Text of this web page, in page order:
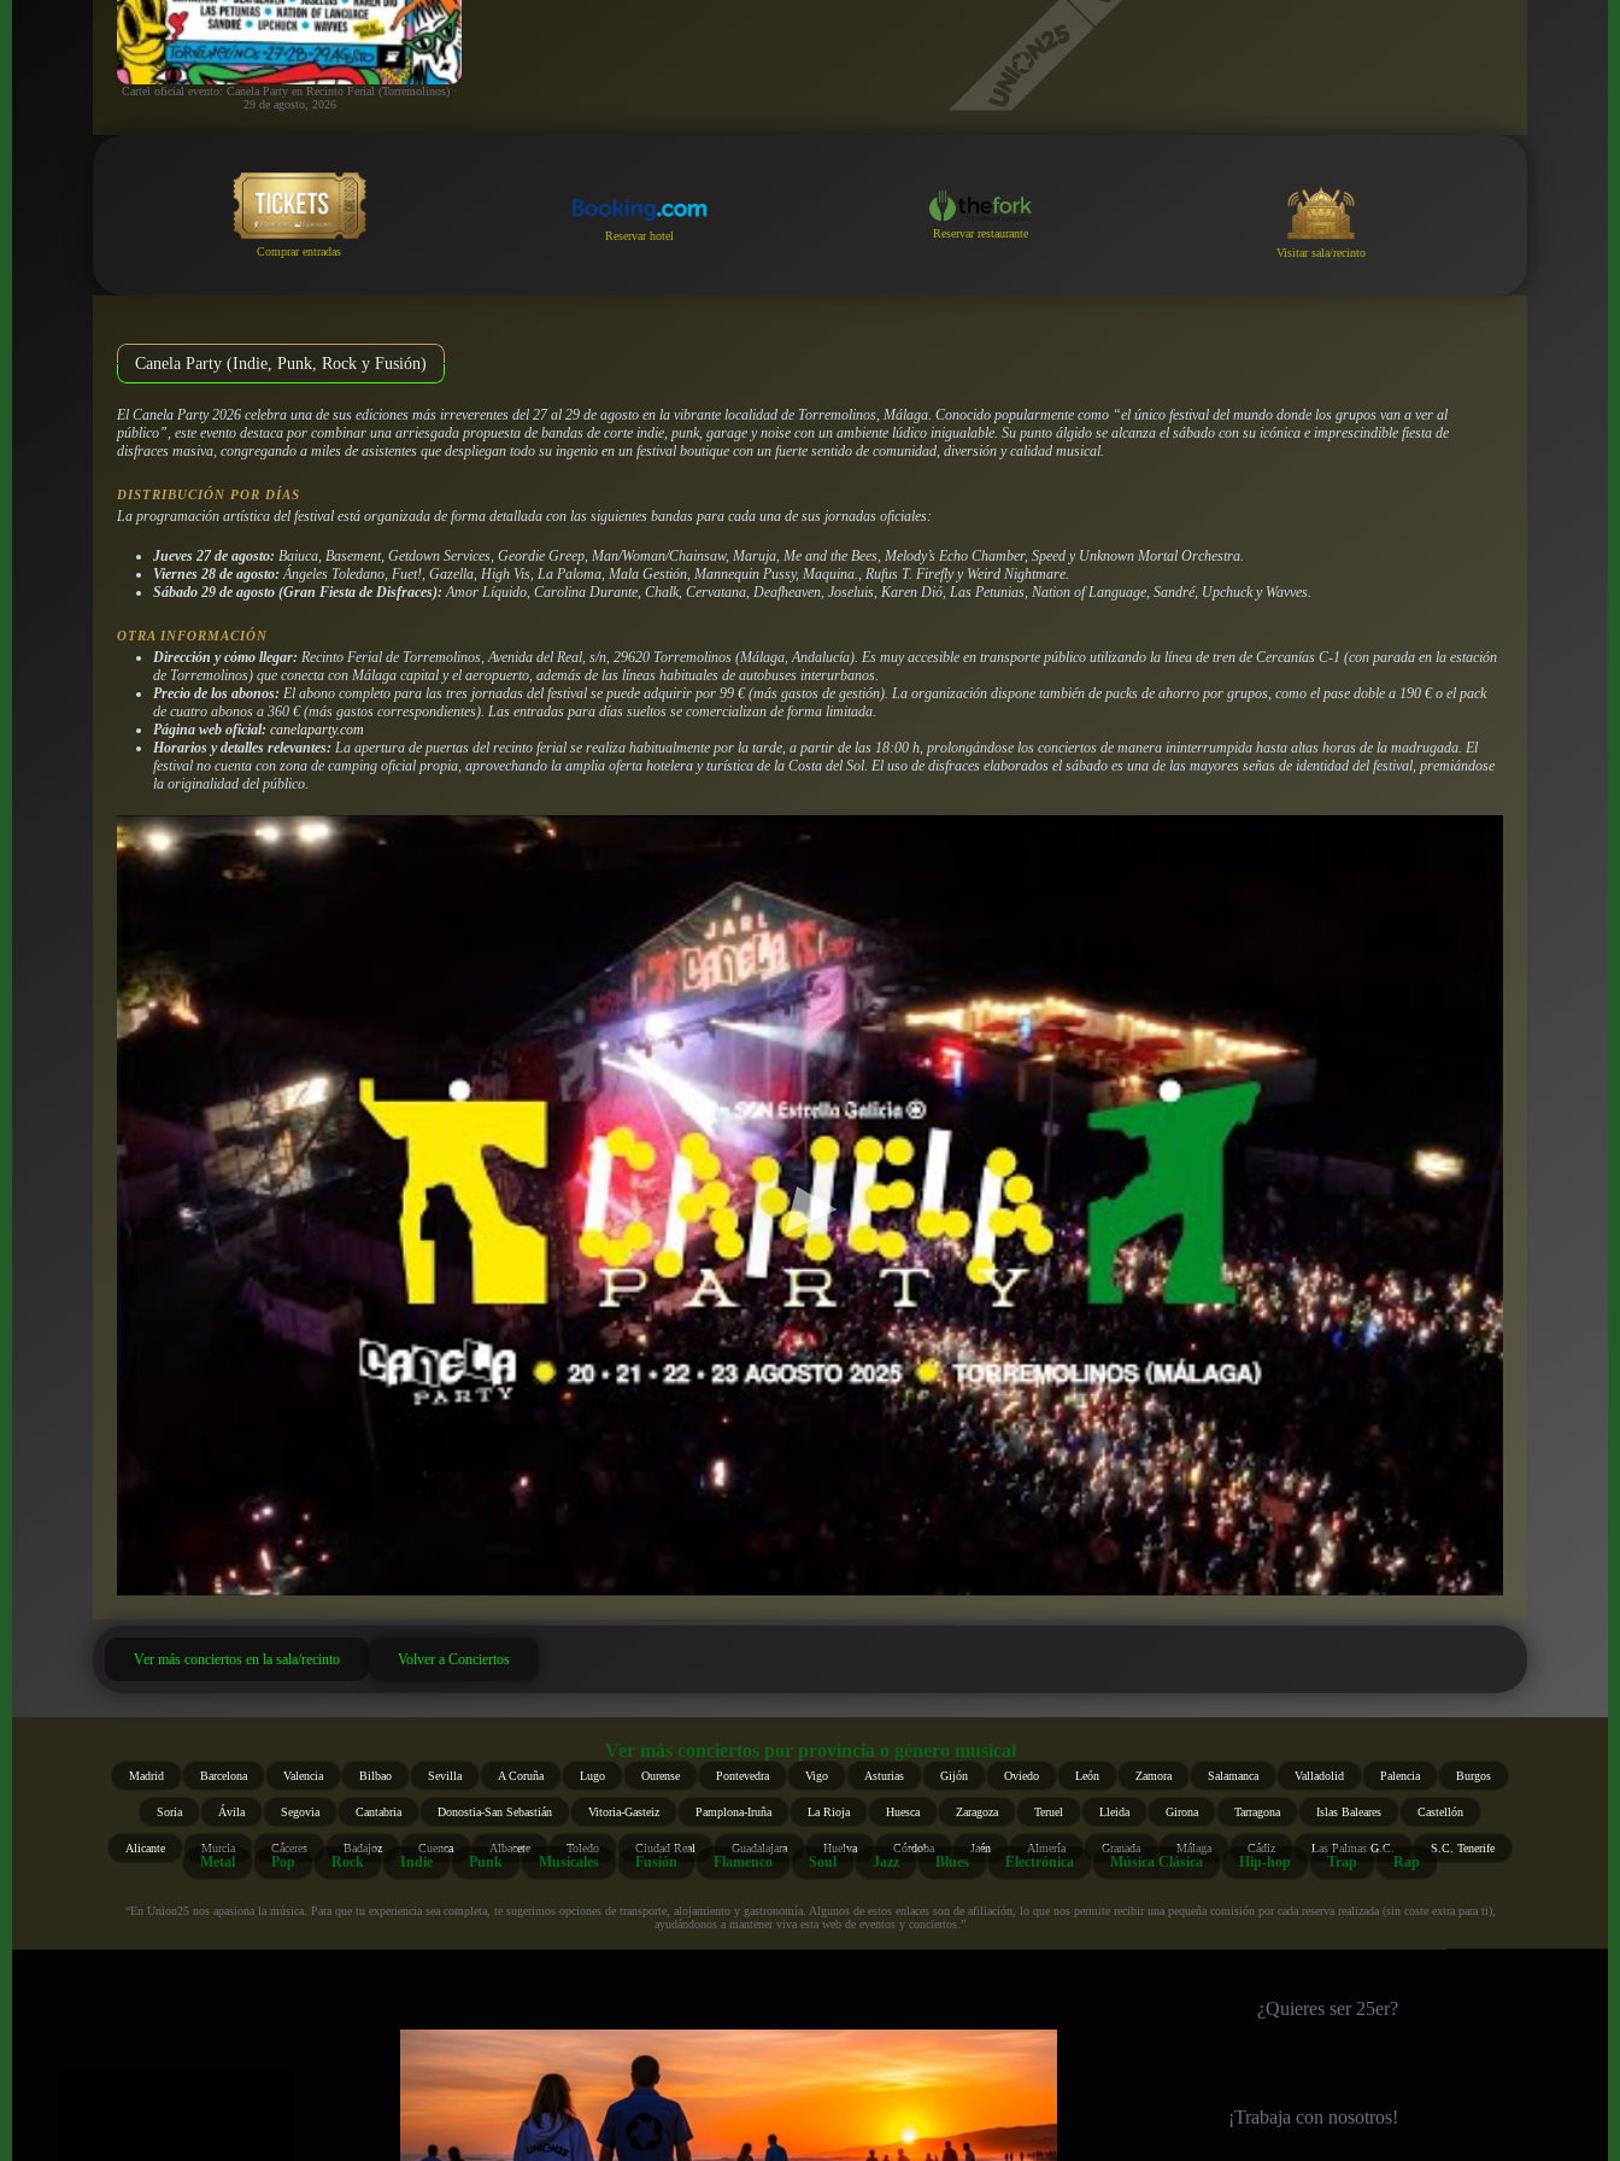
Cartel oficial evento: Canela Party en Recinto Ferial (Torremolinos) ·
29 de agosto, 2026
Comprar entradas
Reservar hotel
Reservar restaurante
Visitar sala/recinto
Canela Party (Indie, Punk, Rock y Fusión)
El Canela Party 2026 celebra una de sus ediciones más irreverentes del 27 al 29 de agosto en la vibrante localidad de Torremolinos, Málaga. Conocido popularmente como “el único festival del mundo donde los grupos van a ver al
público”, este evento destaca por combinar una arriesgada propuesta de bandas de corte indie, punk, garage y noise con un ambiente lúdico inigualable. Su punto álgido se alcanza el sábado con su icónica e imprescindible fiesta de
disfraces masiva, congregando a miles de asistentes que despliegan todo su ingenio en un festival boutique con un fuerte sentido de comunidad, diversión y calidad musical.
DISTRIBUCIÓN POR DÍAS
La programación artística del festival está organizada de forma detallada con las siguientes bandas para cada una de sus jornadas oficiales:
Jueves 27 de agosto: Baiuca, Basement, Getdown Services, Geordie Greep, Man/Woman/Chainsaw, Maruja, Me and the Bees, Melody’s Echo Chamber, Speed y Unknown Mortal Orchestra.
Viernes 28 de agosto: Ángeles Toledano, Fuet!, Gazella, High Vis, La Paloma, Mala Gestión, Mannequin Pussy, Maquina., Rufus T. Firefly y Weird Nightmare.
Sábado 29 de agosto (Gran Fiesta de Disfraces): Amor Líquido, Carolina Durante, Chalk, Cervatana, Deafheaven, Joseluis, Karen Dió, Las Petunias, Nation of Language, Sandré, Upchuck y Wavves.
OTRA INFORMACIÓN
Dirección y cómo llegar: Recinto Ferial de Torremolinos, Avenida del Real, s/n, 29620 Torremolinos (Málaga, Andalucía). Es muy accesible en transporte público utilizando la línea de tren de Cercanías C-1 (con parada en la estación
de Torremolinos) que conecta con Málaga capital y el aeropuerto, además de las líneas habituales de autobuses interurbanos.
Precio de los abonos: El abono completo para las tres jornadas del festival se puede adquirir por 99 € (más gastos de gestión). La organización dispone también de packs de ahorro por grupos, como el pase doble a 190 € o el pack
de cuatro abonos a 360 € (más gastos correspondientes). Las entradas para días sueltos se comercializan de forma limitada.
Página web oficial: canelaparty.com
Horarios y detalles relevantes: La apertura de puertas del recinto ferial se realiza habitualmente por la tarde, a partir de las 18:00 h, prolongándose los conciertos de manera ininterrumpida hasta altas horas de la madrugada. El
festival no cuenta con zona de camping oficial propia, aprovechando la amplia oferta hotelera y turística de la Costa del Sol. El uso de disfraces elaborados el sábado es una de las mayores señas de identidad del festival, premiándose
la originalidad del público.
Ver más conciertos en la sala/recinto Volver a Conciertos
Ver más conciertos por provincia o género musical
Madrid Barcelona Valencia Bilbao Sevilla A Coruña Lugo Ourense Pontevedra Vigo Asturias Gijón Oviedo León Zamora Salamanca Valladolid Palencia Burgos
Soria Ávila Segovia Cantabria Donostia-San Sebastián Vitoria-Gasteiz Pamplona-Iruña La Rioja Huesca Zaragoza Teruel Lleida Girona Tarragona Islas Baleares Castellón
Alicante Murcia Cáceres Badajoz Cuenca Albacete Toledo Ciudad Real Guadalajara Huelva Córdoba Jaén Almería Granada Málaga Cádiz Las Palmas G.C. S.C. Tenerife
Metal Pop Rock Indie Punk Musicales Fusión Flamenco Soul Jazz Blues Electrónica Música Clásica Hip-hop Trap Rap
“En Union25 nos apasiona la música. Para que tu experiencia sea completa, te sugerimos opciones de transporte, alojamiento y gastronomía. Algunos de estos enlaces son de afiliación, lo que nos permite recibir una pequeña comisión por cada reserva realizada (sin coste extra para ti),
ayudándonos a mantener viva esta web de eventos y conciertos.”
¿Quieres ser 25er?
¡Trabaja con nosotros!